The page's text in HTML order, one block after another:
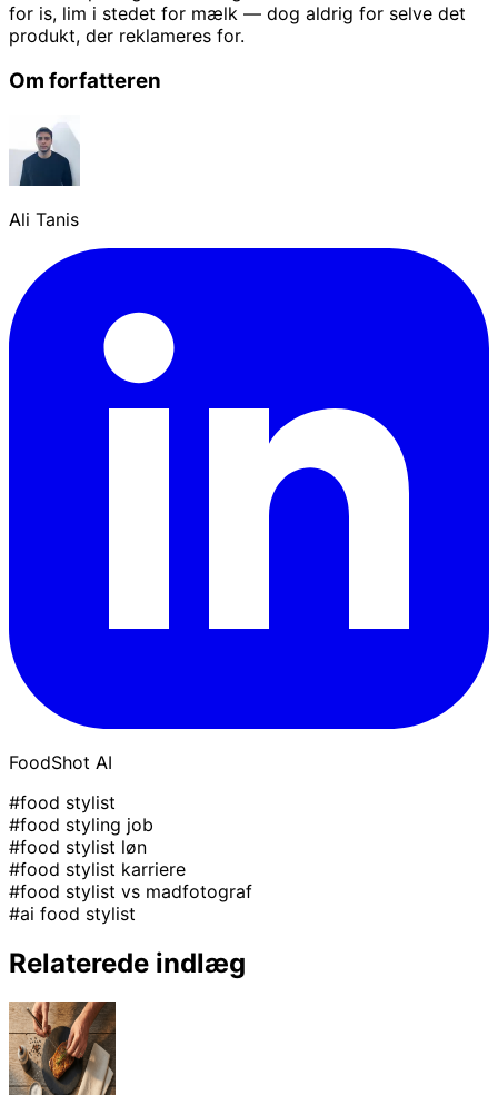
for is, lim i stedet for mælk — dog aldrig for selve det
produkt, der reklameres for.
Om forfatteren
Ali Tanis
FoodShot AI
#food stylist
#food styling job
#food stylist løn
#food stylist karriere
#food stylist vs madfotograf
#ai food stylist
Relaterede indlæg